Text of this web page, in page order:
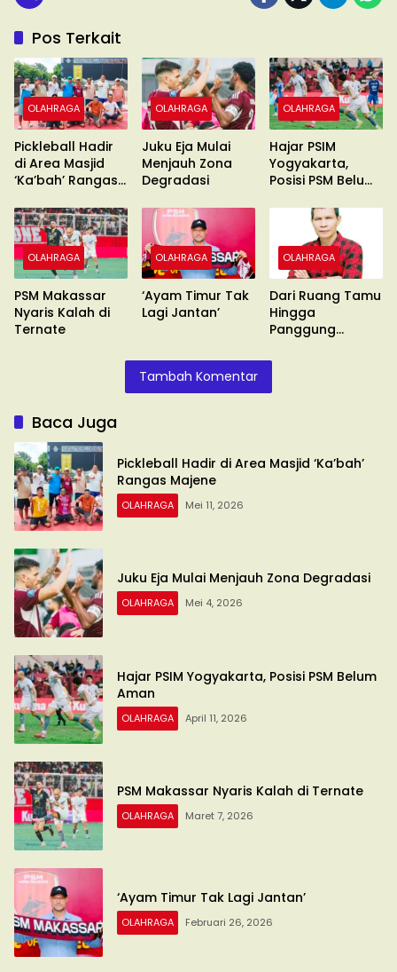
Pos Terkait
OLAHRAGA
Pickleball Hadir
di Area Masjid
‘Ka’bah’ Rangas
OLAHRAGA
Juku Eja Mulai
Menjauh Zona
Degradasi
OLAHRAGA
Hajar PSIM
Yogyakarta,
Posisi PSM Belum
OLAHRAGA
PSM Makassar
Nyaris Kalah di
Ternate
OLAHRAGA
‘Ayam Timur Tak
Lagi Jantan’
OLAHRAGA
Dari Ruang Tamu
Hingga
Panggung
Tambah Komentar
Baca Juga
Pickleball Hadir di Area Masjid ‘Ka’bah’
Rangas Majene
OLAHRAGA Mei 11, 2026
Juku Eja Mulai Menjauh Zona Degradasi
OLAHRAGA Mei 4, 2026
Hajar PSIM Yogyakarta, Posisi PSM Belum
Aman
OLAHRAGA April 11, 2026
PSM Makassar Nyaris Kalah di Ternate
OLAHRAGA Maret 7, 2026
‘Ayam Timur Tak Lagi Jantan’
OLAHRAGA Februari 26, 2026